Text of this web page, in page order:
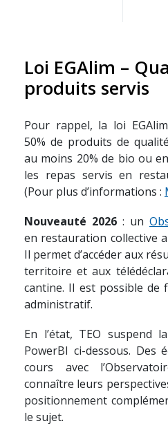
Loi EGAlim –
produits servis
Pour rappel, la loi
50% de produits de
au moins 20% de bio ou
les repas servis en
(Pour plus d’informations :
Nouveauté 2026 : un
en restauration collective
Il permet d’accéder aux
territoire et aux
cantine. Il est possible de
administratif.
En l’état, TEO suspend
PowerBI ci-dessous. Des
cours avec
connaître leurs
positionnement
le sujet.